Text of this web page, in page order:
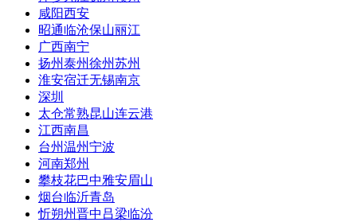
咸阳西安
昭通临沧保山丽江
广西南宁
扬州泰州徐州苏州
淮安宿迁无锡南京
深圳
太仓常熟昆山连云港
江西南昌
台州温州宁波
河南郑州
攀枝花巴中雅安眉山
烟台临沂青岛
忻朔州晋中吕梁临汾